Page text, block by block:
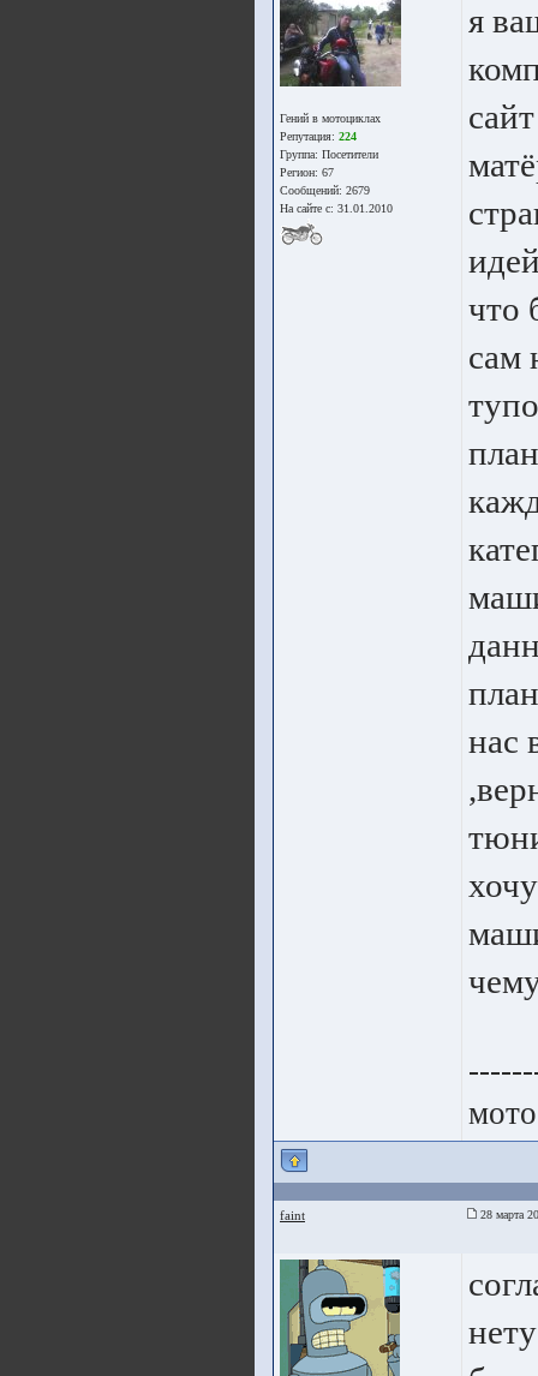
Гений в мотоциклах
Репутация: 224
Группа: Посетители
Регион: 67
Сообщений: 2679
На сайте с: 31.01.2010
я
что
сам
нас
faint 28 марта